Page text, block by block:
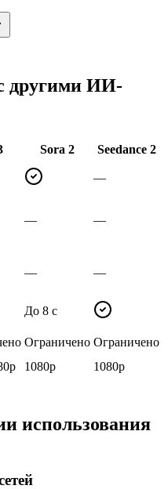
другими ИИ-
Sora 2 Seedance 2
—
— —
— —
До 8 с
Ограничено Ограничено
1080p 1080p
использования